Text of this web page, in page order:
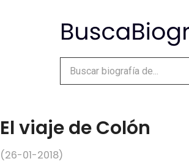
El viaje de Colón
(26-01-2018)